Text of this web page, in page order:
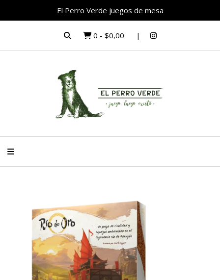
El Perro Verde juegos de mesa
0 - $0,00